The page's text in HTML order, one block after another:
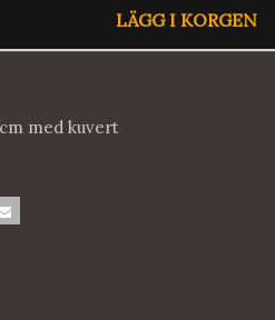
LÄGG I KORGEN
med kuvert